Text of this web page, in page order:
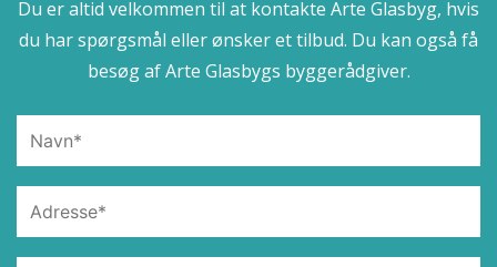
Du er altid velkommen til at kontakte Arte Glasbyg, hvis
du har spørgsmål eller ønsker et tilbud. Du kan også få
besøg af Arte Glasbygs byggerådgiver.